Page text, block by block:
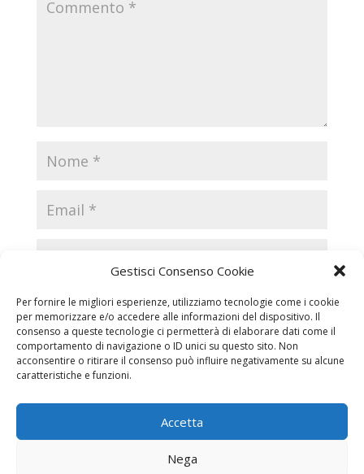
Gestisci Consenso Cookie
Per fornire le migliori esperienze, utilizziamo tecnologie come i cookie
per memorizzare e/o accedere alle informazioni del dispositivo. Il
consenso a queste tecnologie ci permetterà di elaborare dati come il
comportamento di navigazione o ID unici su questo sito. Non
acconsentire o ritirare il consenso può influire negativamente su alcune
caratteristiche e funzioni.
Accetta
Nega
Necrologi Casale Monferrato
Necrologi Piemonte